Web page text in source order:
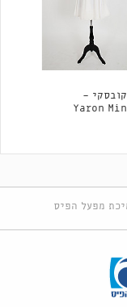
-
Yaron
מפעל הפיס